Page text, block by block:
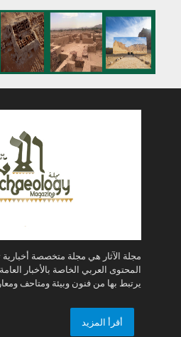
مجلة الآثار هي مجلة متخصصة أخبارية
المحتوى العربي الخاصة بالأخبار
يرتبط بها من فنون وبيئة ومتاحف
أقرأ المزيد